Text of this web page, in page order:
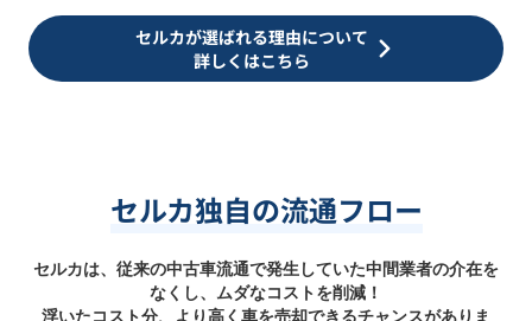
セルカが選ばれる理由について
詳しくはこちら
セルカ独自の流通フロー
セルカは、従来の中古車流通で発生していた中間業者の介在を
なくし、ムダなコストを削減！
浮いたコスト分、より高く車を売却できるチャンスがありま